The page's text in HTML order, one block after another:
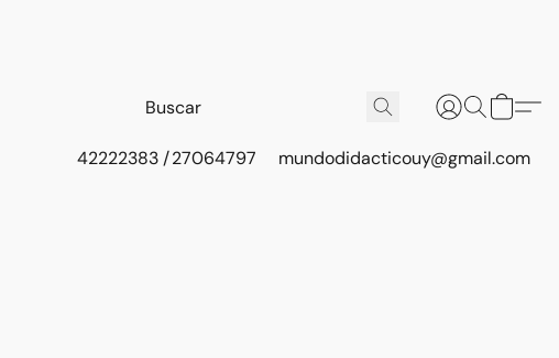
42222383 / 27064797 mundodidacticouy@gmail.com